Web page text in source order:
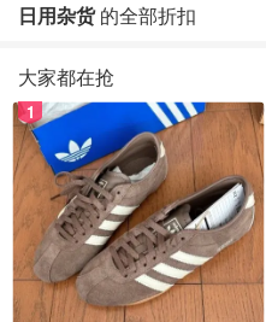
日用杂货的全部折扣
大家都在抢
1